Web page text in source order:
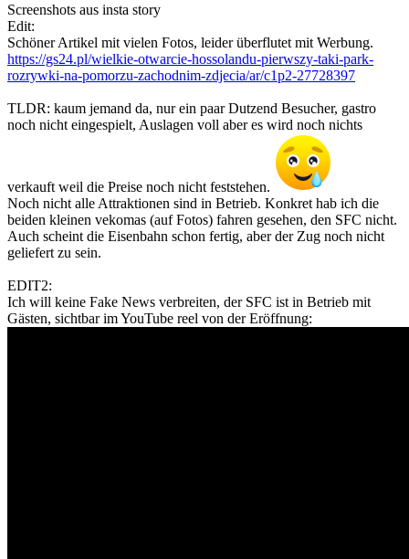
Screenshots aus insta story
Edit:
Schöner Artikel mit vielen Fotos, leider überflutet mit Werbung.
https://gs24.pl/wielkie-otwarcie-hossolandu-pierwszy-taki-park-
rozrywki-na-pomorzu-zachodnim-zdjecia/ar/c1p2-27728397
TLDR: kaum jemand da, nur ein paar Dutzend Besucher, gastro
noch nicht eingespielt, Auslagen voll aber es wird noch nichts
verkauft weil die Preise noch nicht feststehen.
Noch nicht alle Attraktionen sind in Betrieb. Konkret hab ich die
beiden kleinen vekomas (auf Fotos) fahren gesehen, den SFC nicht.
Auch scheint die Eisenbahn schon fertig, aber der Zug noch nicht
geliefert zu sein.
EDIT2:
Ich will keine Fake News verbreiten, der SFC ist in Betrieb mit
Gästen, sichtbar im YouTube reel von der Eröffnung: